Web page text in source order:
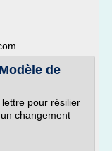
de
pour résilier
changement